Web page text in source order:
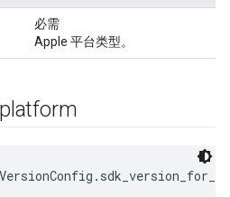
必需
Apple 平台类型。
platform